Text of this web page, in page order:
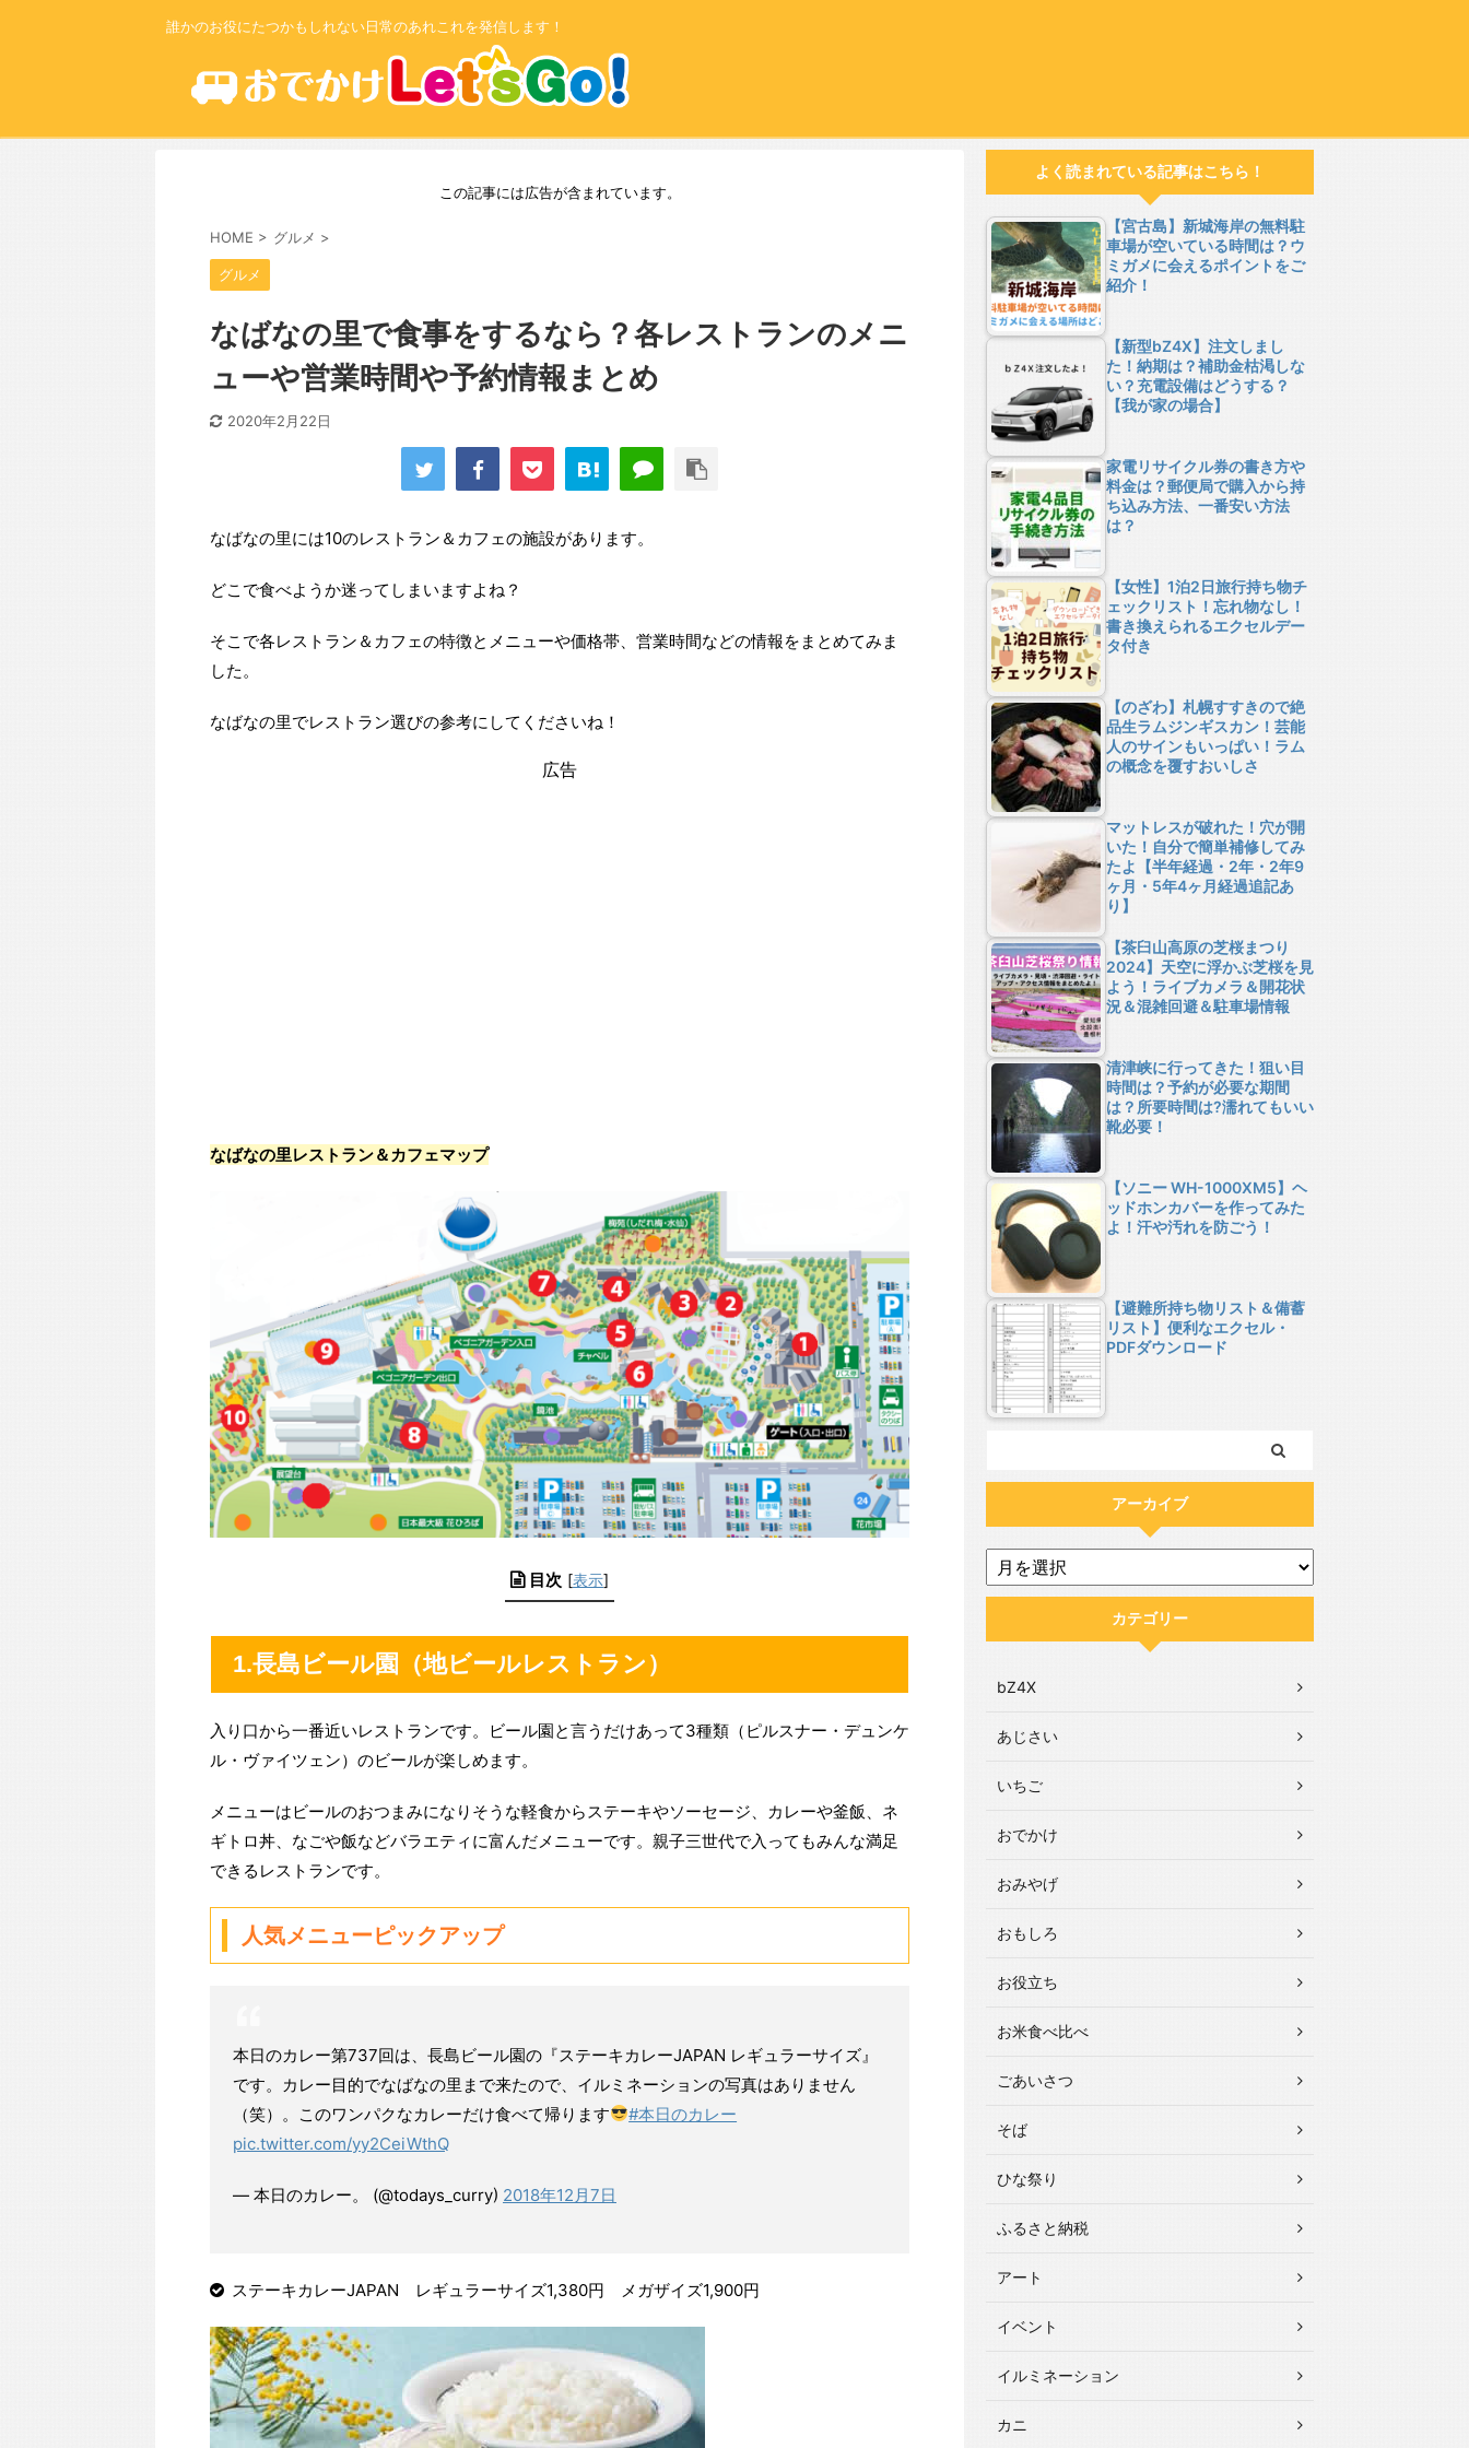
誰かのお役にたつかもしれない日常のあれこれを発信します！
この記事には広告が含まれています。
HOME > グルメ >
グルメ
なばなの里で食事をするなら？各レストランのメニ
ューや営業時間や予約情報まとめ
2020年2月22日
なばなの里には10のレストラン＆カフェの施設があります。
どこで食べようか迷ってしまいますよね？
そこで各レストラン＆カフェの特徴とメニューや価格帯、営業時間などの情報をまとめてみま
した。
なばなの里でレストラン選びの参考にしてくださいね！
広告
なばなの里レストラン＆カフェマップ
目次 [表示]
1.長島ビール園 （地ビールレストラン）
入り口から一番近いレストランです。ビール園と言うだけあって3種類（ピルスナー・デュンケ
ル・ヴァイツェン）のビールが楽しめます。
メニューはビールのおつまみになりそうな軽食からステーキやソーセージ、カレーや釜飯、ネ
ギトロ丼、なごや飯などバラエティに富んだメニューです。親子三世代で入ってもみんな満足
できるレストランです。
人気メニューピックアップ
本日のカレー第737回は、長島ビール園の『ステーキカレーJAPAN レギュラーサイズ』
です。カレー目的でなばなの里まで来たので、イルミネーションの写真はありません
（笑）。このワンパクなカレーだけ食べて帰ります
#本日のカレー
pic.twitter.com/yy2CeiWthQ
— 本日のカレー。 (@todays_curry) 2018年12月7日
ステーキカレーJAPAN レギュラーサイズ1,380円 メガザイズ1,900円
よく読まれている記事はこちら！
【宮古島】新城海岸の無料駐
車場が空いている時間は？ウ
ミガメに会えるポイントをご
紹介！
【新型bZ4X】注文しまし
た！納期は？補助金枯渇しな
い？充電設備はどうする？
【我が家の場合】
家電リサイクル券の書き方や
料金は？郵便局で購入から持
ち込み方法、一番安い方法
は？
【女性】1泊2日旅行持ち物チ
ェックリスト！忘れ物なし！
書き換えられるエクセルデー
タ付き
【のざわ】札幌すすきので絶
品生ラムジンギスカン！芸能
人のサインもいっぱい！ラム
の概念を覆すおいしさ
マットレスが破れた！穴が開
いた！自分で簡単補修してみ
たよ【半年経過・2年・2年9
ヶ月・5年4ヶ月経過追記あ
り】
【茶臼山高原の芝桜まつり
2024】天空に浮かぶ芝桜を見
よう！ライブカメラ＆開花状
況＆混雑回避＆駐車場情報
清津峡に行ってきた！狙い目
時間は？予約が必要な期間
は？所要時間は?濡れてもいい
靴必要！
【ソニー WH-1000XM5】ヘ
ッドホンカバーを作ってみた
よ！汗や汚れを防ごう！
【避難所持ち物リスト＆備蓄
リスト】便利なエクセル・
PDFダウンロード
アーカイブ
カテゴリー
bZ4X
あじさい
いちご
おでかけ
おみやげ
おもしろ
お役立ち
お米食べ比べ
ごあいさつ
そば
ひな祭り
ふるさと納税
アート
イベント
イルミネーション
カニ